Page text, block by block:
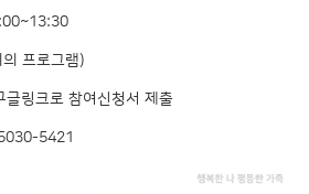
프로그램)
글링크로 참여신청서 제출
5421